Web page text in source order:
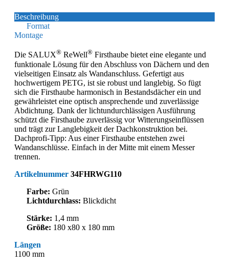
Beschreibung
Format
Montage
Die SALUX® ReWell® Firsthaube bietet eine elegante und
funktionale Lösung für den Abschluss von Dächern und den
vielseitigen Einsatz als Wandanschluss. Gefertigt aus
hochwertigem PETG, ist sie robust und langlebig. So fügt
sich die Firsthaube harmonisch in Bestandsdächer ein und
gewährleistet eine optisch ansprechende und zuverlässige
Abdichtung. Dank der lichtundurchlässigen Ausführung
schützt die Firsthaube zuverlässig vor Witterungseinflüssen
und trägt zur Langlebigkeit der Dachkonstruktion bei.
Dachprofi-Tipp: Aus einer Firsthaube entstehen zwei
Wandanschlüsse. Einfach in der Mitte mit einem Messer
trennen.
Artikelnummer 34FHRWG110
Farbe: Grün
Lichtdurchlass: Blickdicht
Stärke: 1,4 mm
Größe: 180 x80 x 180 mm
Längen
1100 mm